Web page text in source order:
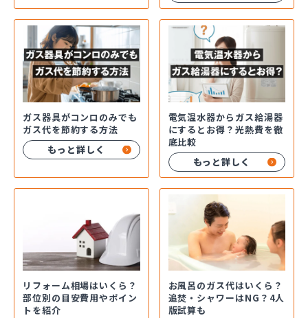
ガス器具がコンロのみでも
ガス代を節約する方法
もっと詳しく
電気温水器からガス給湯器
にするとお得？光熱費を徹
底比較
もっと詳しく
リフォーム相場はいくら？
部位別の目安費用やポイン
トを紹介
お風呂のガス代はいくら？
追焚・シャワーはNG？4人
版試算も